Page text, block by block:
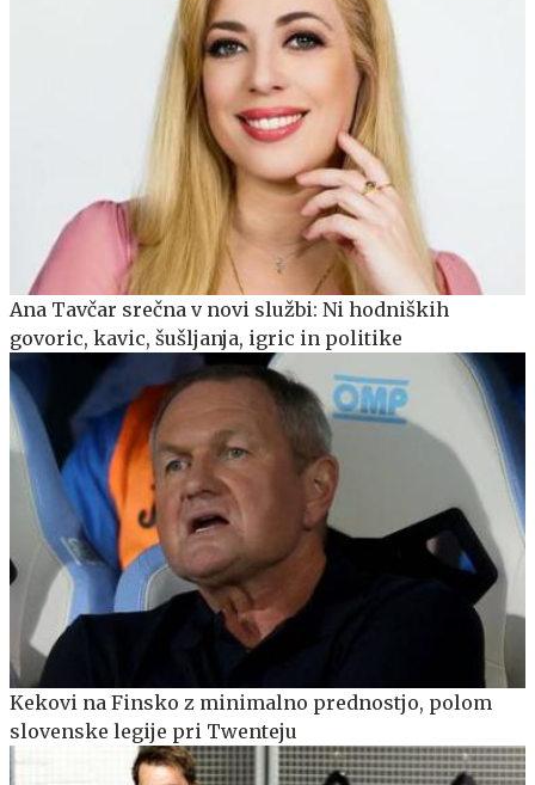
Ana Tavčar srečna v novi službi: Ni hodniških
govoric, kavic, šušljanja, igric in politike
Kekovi na Finsko z minimalno prednostjo, polom
slovenske legije pri Twenteju